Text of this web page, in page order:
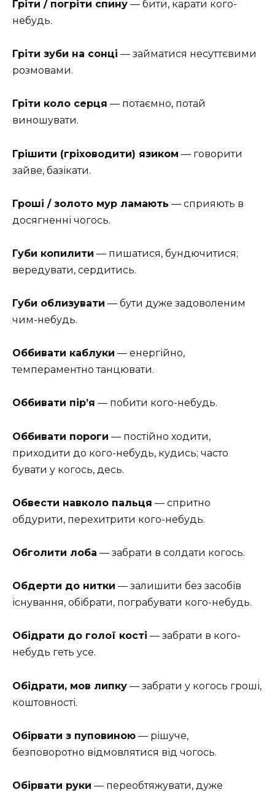
Гріти / погріти спину — бити, карати кого-
небудь.
Гріти зуби на сонці — займатися несуттєвими
розмовами.
Гріти коло серця — потаємно, потай
виношувати.
Грішити (гріховодити) язиком — говорити
зайве, базікати.
Гроші / золото мур ламають — сприяють в
досягненні чогось.
Губи копилити — пишатися, бундючитися;
вередувати, сердитись.
Губи облизувати — бути дуже задоволеним
чим-небудь.
Оббивати каблуки — енергійно,
темпераментно танцювати.
Оббивати пір’я — побити кого-небудь.
Оббивати пороги — постійно ходити,
приходити до кого-небудь, кудись; часто
бувати у когось, десь.
Обвести навколо пальця — спритно
обдурити, перехитрити кого-небудь.
Обголити лоба — забрати в солдати когось.
Обдерти до нитки — залишити без засобів
існування, обібрати, пограбувати кого-небудь.
Обідрати до голої кості — забрати в кого-
небудь геть усе.
Обідрати, мов липку — забрати у когось гроші,
коштовності.
Обірвати з пуповиною — рішуче,
безповоротно відмовлятися від чогось.
Обірвати руки — переобтяжувати, дуже